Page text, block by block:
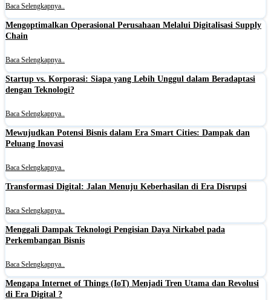
Baca Selengkapnya..
Mengoptimalkan Operasional Perusahaan Melalui Digitalisasi Supply
Chain
Baca Selengkapnya..
Startup vs. Korporasi: Siapa yang Lebih Unggul dalam Beradaptasi
dengan Teknologi?
Baca Selengkapnya..
Mewujudkan Potensi Bisnis dalam Era Smart Cities: Dampak dan
Peluang Inovasi
Baca Selengkapnya..
Transformasi Digital: Jalan Menuju Keberhasilan di Era Disrupsi
Baca Selengkapnya..
Menggali Dampak Teknologi Pengisian Daya Nirkabel pada
Perkembangan Bisnis
Baca Selengkapnya..
Mengapa Internet of Things (IoT) Menjadi Tren Utama dan Revolusi
di Era Digital ?